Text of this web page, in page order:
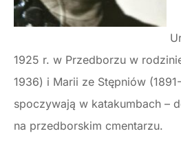
1925 r. w Przedborzu w
1936) i Marii ze Stępniów
spoczywają w katakumbach –
na przedborskim cmentarzu.